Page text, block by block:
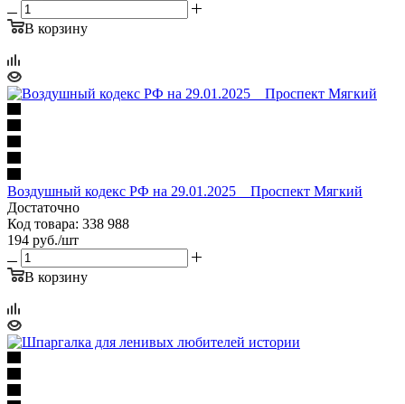
В корзину
Воздушный кодекс РФ на 29.01.2025 _ Проспект Мягкий
Достаточно
Код товара: 338 988
194 руб./шт
В корзину